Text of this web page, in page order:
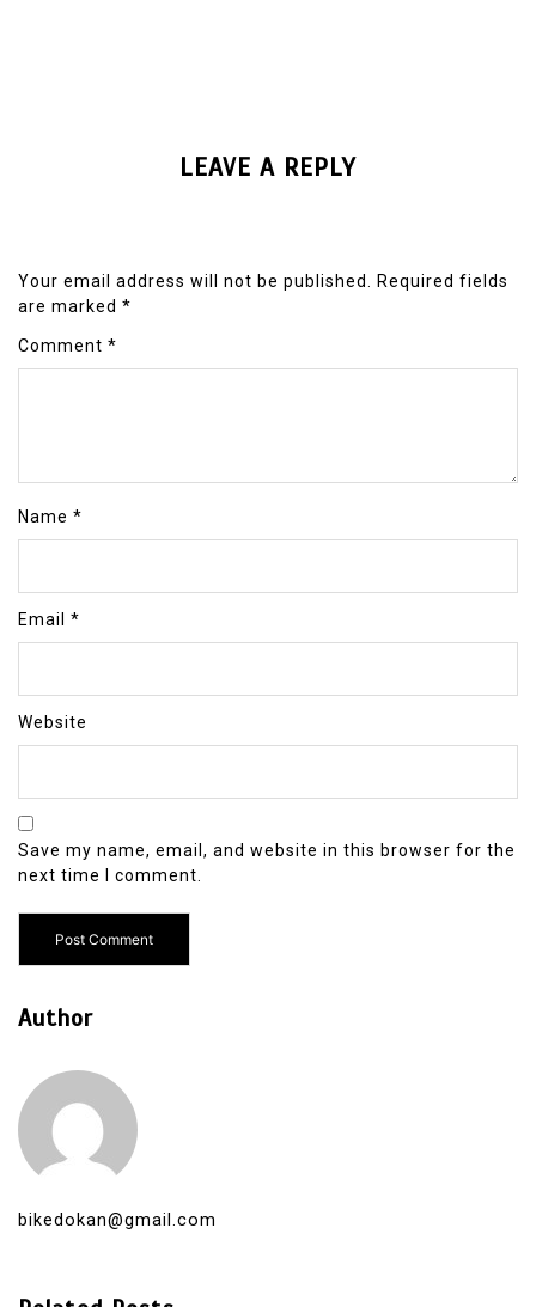
LEAVE A REPLY
Your email address will not be published.
Required fields
are marked *
Comment *
Name *
Email *
Website
Save my name, email, and website in this browser for the
next time I comment.
Author
bikedokan@gmail.com